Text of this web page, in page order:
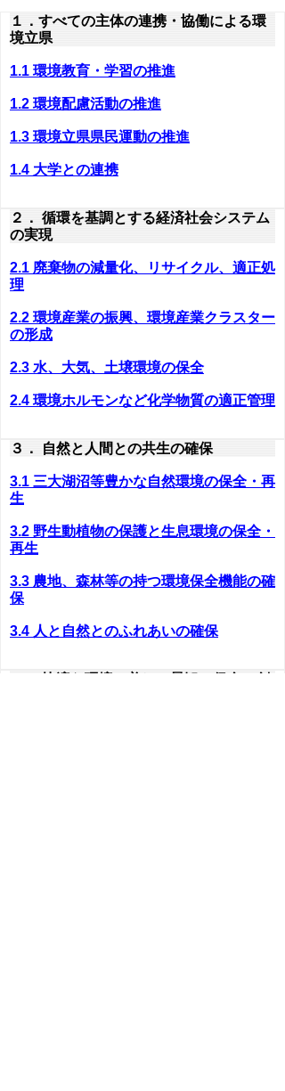
１．すべての主体の連携・協働による環
境立県
1.1 環境教育・学習の推進
1.2 環境配慮活動の推進
1.3 環境立県県民運動の推進
1.4 大学との連携
２． 循環を基調とする経済社会システム
の実現
2.1 廃棄物の減量化、リサイクル、適正処
理
2.2 環境産業の振興、環境産業クラスター
の形成
2.3 水、大気、土壌環境の保全
2.4 環境ホルモンなど化学物質の適正管理
３． 自然と人間との共生の確保
3.1 三大湖沼等豊かな自然環境の保全・再
生
3.2 野生動植物の保護と生息環境の保全・
再生
3.3 農地、森林等の持つ環境保全機能の確
保
3.4 人と自然とのふれあいの確保